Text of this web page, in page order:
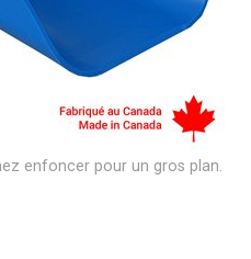
enfoncer pour un gros plan.